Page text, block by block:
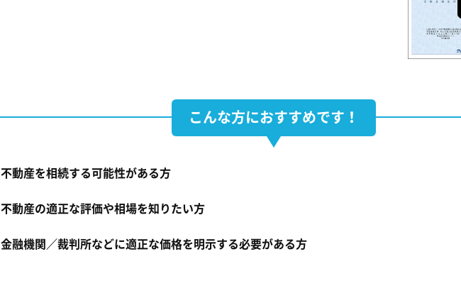
こんな方におすすめです！
不動産を相続する可能性がある方
不動産の適正な評価や相場を知りたい方
金融機関／裁判所などに適正な価格を明示する必要がある方